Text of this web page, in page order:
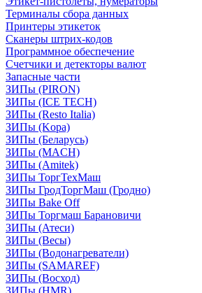
Терминалы сбора данных
Принтеры этикеток
Сканеры штрих-кодов
Программное обеспечение
Счетчики и детекторы валют
Запасные части
ЗИПы (PIRON)
ЗИПы (ICE TECH)
ЗИПы (Resto Italia)
ЗИПы (Kopa)
ЗИПы (Беларусь)
ЗИПы (MACH)
ЗИПы (Amitek)
ЗИПы ТоргТехМаш
ЗИПы ГродТоргМаш (Гродно)
ЗИПы Bake Off
ЗИПы Торгмаш Барановичи
ЗИПы (Атеси)
ЗИПы (Весы)
ЗИПы (Водонагреватели)
ЗИПы (SAMAREF)
ЗИПы (Восход)
ЗИПы (HMR)